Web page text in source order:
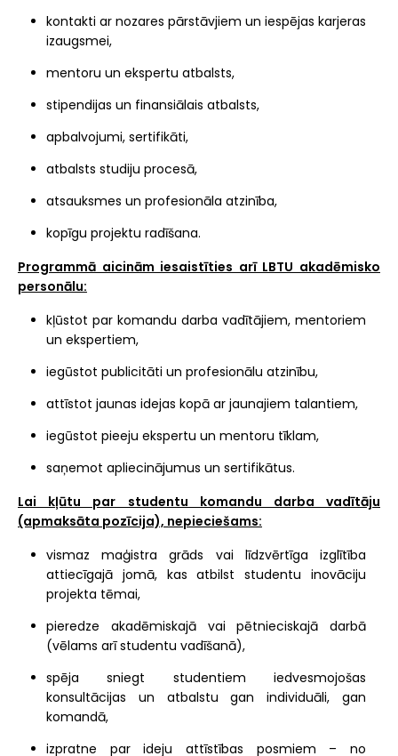
kontakti ar nozares pārstāvjiem un iespējas karjeras
izaugsmei,
mentoru un ekspertu atbalsts,
stipendijas un finansiālais atbalsts,
apbalvojumi, sertifikāti,
atbalsts studiju procesā,
atsauksmes un profesionāla atzinība,
kopīgu projektu radīšana.
Programmā aicinām iesaistīties arī LBTU akadēmisko
personālu:
kļūstot par komandu darba vadītājiem, mentoriem
un ekspertiem,
iegūstot publicitāti un profesionālu atzinību,
attīstot jaunas idejas kopā ar jaunajiem talantiem,
iegūstot pieeju ekspertu un mentoru tīklam,
saņemot apliecinājumus un sertifikātus.
Lai kļūtu par studentu komandu darba vadītāju
(apmaksāta pozīcija), nepieciešams:
vismaz maģistra grāds vai līdzvērtīga izglītība
attiecīgajā jomā, kas atbilst studentu inovāciju
projekta tēmai,
pieredze akadēmiskajā vai pētnieciskajā darbā
(vēlams arī studentu vadīšanā),
spēja sniegt studentiem iedvesmojošas
konsultācijas un atbalstu gan individuāli, gan
komandā,
izpratne par ideju attīstības posmiem – no